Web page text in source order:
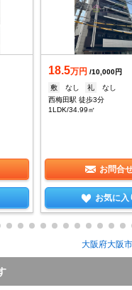
18.5万円 /10,000円
敷
なし 礼
なし
西梅田駅 徒歩3分
1LDK/34.99㎡
お問合
お気に入
大阪府大阪